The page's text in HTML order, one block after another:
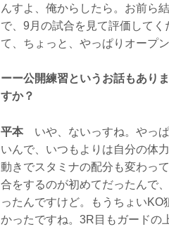
んすよ、俺からしたら。お前ら
で、9月の試合を見て評価して
て、ちょっと、やっぱりオープ
ーー公開練習というお話もあり
すか？
平本いや、ないっすね。やっ
いんで、いつもよりは自分の体
動きでスタミナの配分も変わっ
合をするのが初めてだったんで
ったんですけど。もうちょい
かったですね。3R目もガードの